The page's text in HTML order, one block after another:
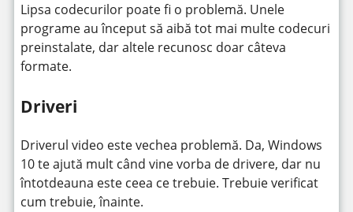
Lipsa codecurilor poate fi o problemă. Unele
programe au început să aibă tot mai multe codecuri
preinstalate, dar altele recunosc doar câteva
formate.
Driveri
Driverul video este vechea problemă. Da, Windows
10 te ajută mult când vine vorba de drivere, dar nu
întotdeauna este ceea ce trebuie. Trebuie verificat
cum trebuie, înainte.